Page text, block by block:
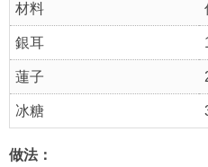
材料
銀耳
蓮子
冰糖
做法：